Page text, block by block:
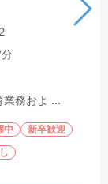
業務およ ...
中
新卒歓迎